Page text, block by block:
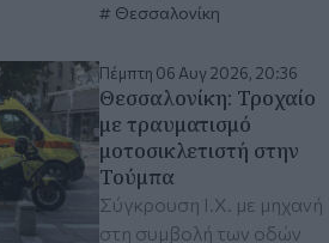
Θεσσαλονίκη
Πέμπτη 06 Αυγ 2026, 20:36
Θεσσαλονίκη: Τροχαίο
με τραυματισμό
μοτοσικλετιστή στην
Τούμπα
Σύγκρουση Ι.Χ. με μηχανή
στη συμβολή των οδών